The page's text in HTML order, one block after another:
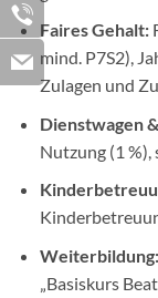
Faires Gehalt:
mind. P7S2),
Zulagen und
Dienstwagen
Nutzung (1 %),
Weiterbildung:
„Basiskurs